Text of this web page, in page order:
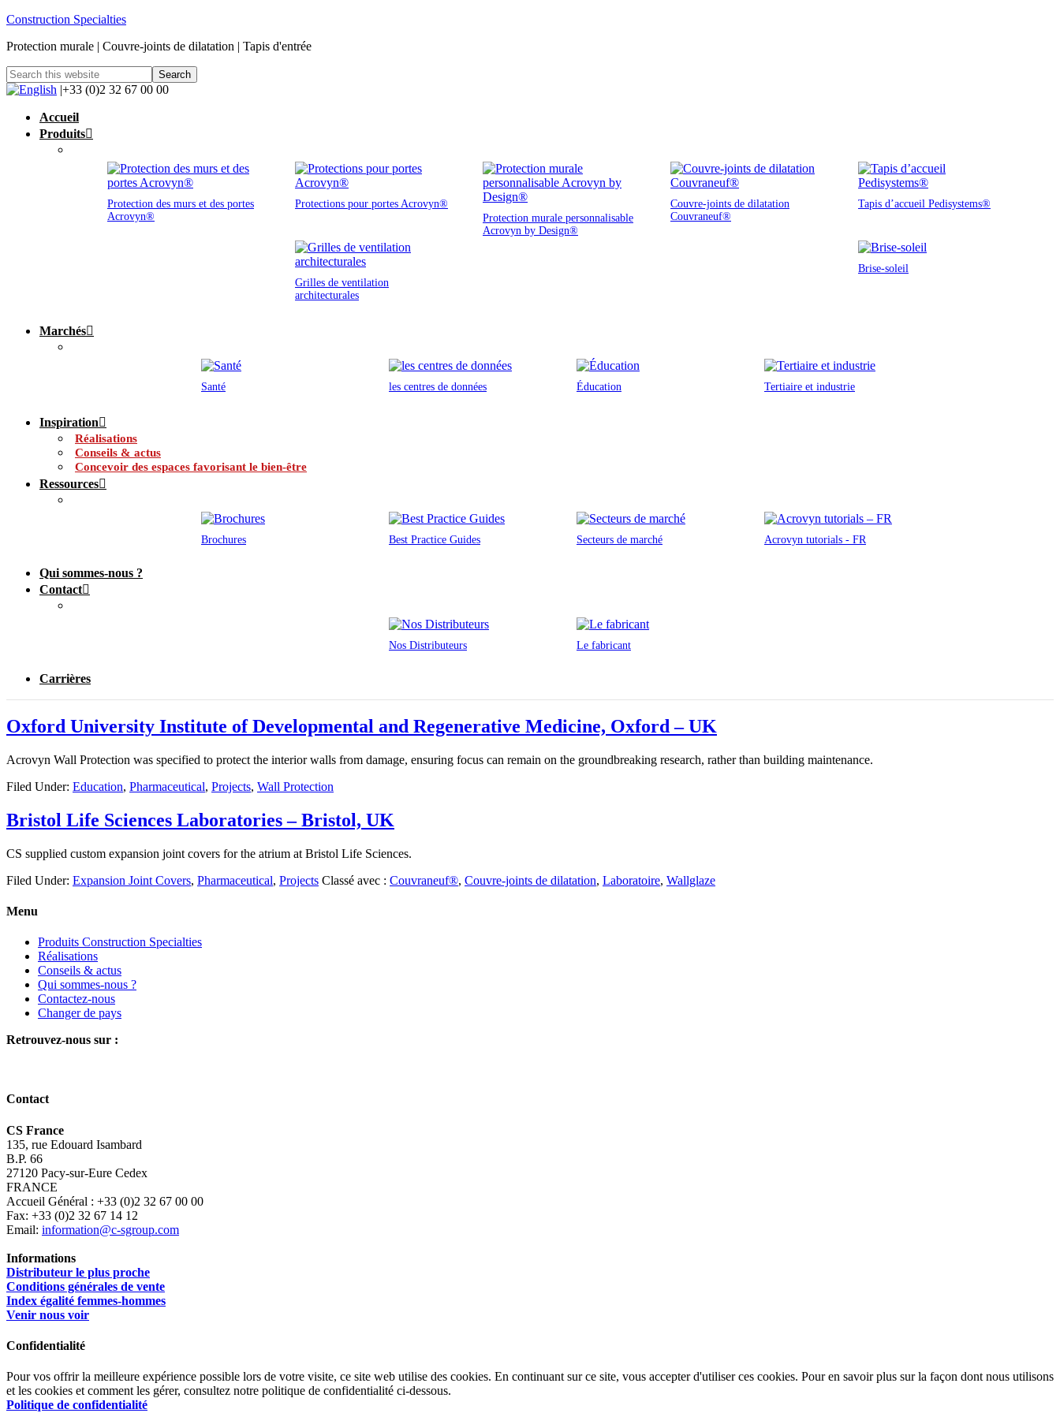
Construction Specialties
Protection murale | Couvre-joints de dilatation | Tapis d'entrée
|+33 (0)2 32 67 00 00
Accueil
Produits
Protection des murs et des portes
Acrovyn®
Protections pour portes Acrovyn®
Protection murale personnalisable
Acrovyn by Design®
Couvre-joints de dilatation
Couvraneuf®
Tapis d’accueil Pedisystems®
Grilles de ventilation
architecturales
Brise-soleil
Marchés
Santé les centres de données Éducation Tertiaire et industrie
Inspiration
Réalisations
Conseils & actus
Concevoir des espaces favorisant le bien-être
Ressources
Brochures Best Practice Guides Secteurs de marché Acrovyn tutorials - FR
Qui sommes-nous ?
Contact
Nos Distributeurs Le fabricant
Carrières
Oxford University Institute of Developmental and Regenerative Medicine, Oxford – UK
Acrovyn Wall Protection was specified to protect the interior walls from damage, ensuring focus can remain on the groundbreaking research, rather than building maintenance.
Filed Under: Education, Pharmaceutical, Projects, Wall Protection
Bristol Life Sciences Laboratories – Bristol, UK
CS supplied custom expansion joint covers for the atrium at Bristol Life Sciences.
Filed Under: Expansion Joint Covers, Pharmaceutical, Projects Classé avec : Couvraneuf®, Couvre-joints de dilatation, Laboratoire, Wallglaze
Menu
Produits Construction Specialties
Réalisations
Conseils & actus
Qui sommes-nous ?
Contactez-nous
Changer de pays
Retrouvez-nous sur :
Contact
CS France
135, rue Edouard Isambard
B.P. 66
27120 Pacy-sur-Eure Cedex
FRANCE
Accueil Général : +33 (0)2 32 67 00 00
Fax: +33 (0)2 32 67 14 12
Email: information@c-sgroup.com
Informations
Distributeur le plus proche
Conditions générales de vente
Index égalité femmes-hommes
Venir nous voir
Confidentialité
Pour vos offrir la meilleure expérience possible lors de votre visite, ce site web utilise des cookies. En continuant sur ce site, vous accepter d'utiliser ces cookies. Pour en savoir plus sur la façon dont nous utilisons
et les cookies et comment les gérer, consultez notre politique de confidentialité ci-dessous.
Politique de confidentialité